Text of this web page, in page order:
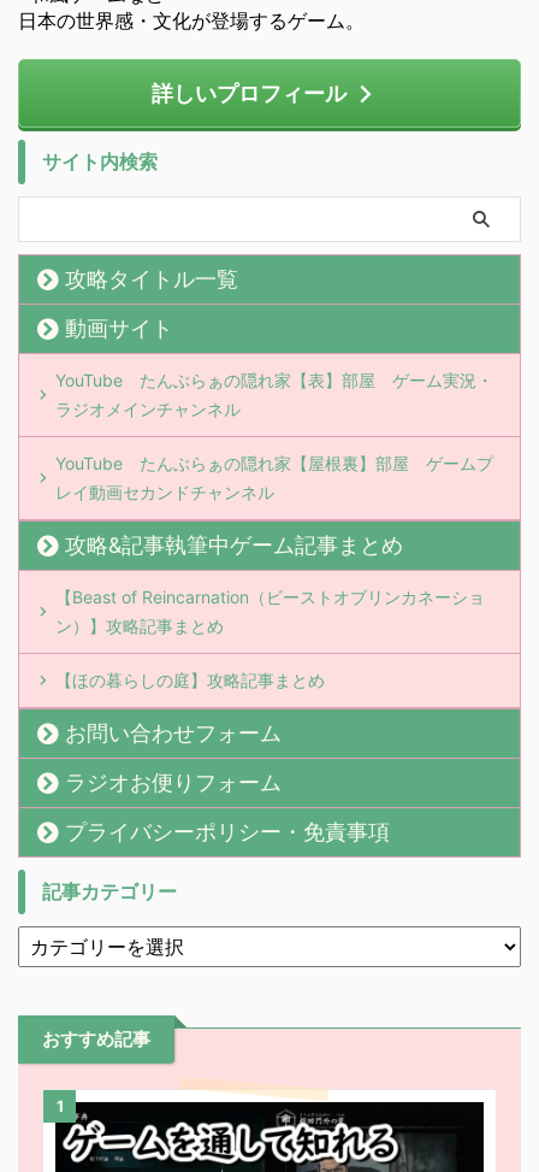
日本の世界感・文化が登場するゲーム。
詳しいプロフィール
サイト内検索
攻略タイトル一覧
動画サイト
YouTube たんぶらぁの隠れ家【表】部屋 ゲーム実況・
ラジオメインチャンネル
YouTube たんぶらぁの隠れ家【屋根裏】部屋 ゲームプ
レイ動画セカンドチャンネル
攻略&記事執筆中ゲーム記事まとめ
【Beast of Reincarnation（ビーストオブリンカネーショ
ン）】攻略記事まとめ
【ほの暮らしの庭】攻略記事まとめ
お問い合わせフォーム
ラジオお便りフォーム
プライバシーポリシー・免責事項
記事カテゴリー
おすすめ記事
1